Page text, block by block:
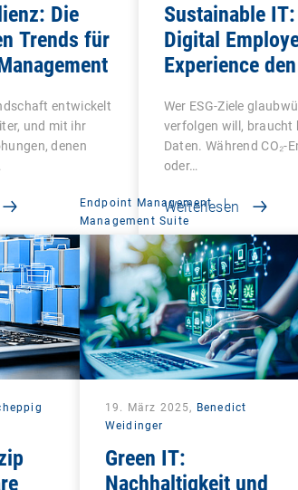
Die
Trends für
entwickelt
und mit ihr
denen
Sustainable
Digital
Experience
macht
Wer ESG-Ziele
verfolgen will, braucht
Daten. Während CO₂-
oder…
Weiterlesen
Endpoint Management
|
Management Suite
19. März 2025, Benedict
Weidinger
Green IT:
Nachhaltigkeit und